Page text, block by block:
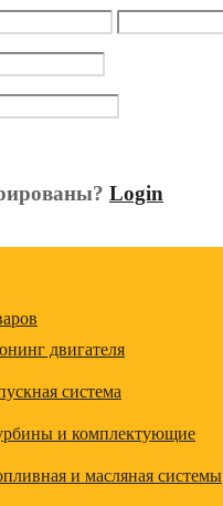
Login
двигателя
система
и комплектующие
и масляная системы